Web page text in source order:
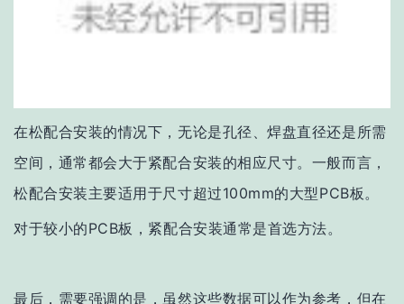
在松配合安装的情况下，无论是孔径、焊盘直径还是所需
空间，通常都会大于紧配合安装的相应尺寸。一般而言，
松配合安装主要适用于尺寸超过100mm的大型PCB板。
对于较小的PCB板，紧配合安装通常是首选方法。
最后，需要强调的是，虽然这些数据可以作为参考，但在